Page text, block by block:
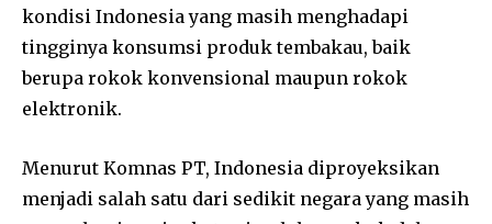
kondisi Indonesia yang masih menghadapi
tingginya konsumsi produk tembakau, baik
berupa rokok konvensional maupun rokok
elektronik.
Menurut Komnas PT, Indonesia diproyeksikan
menjadi salah satu dari sedikit negara yang masih